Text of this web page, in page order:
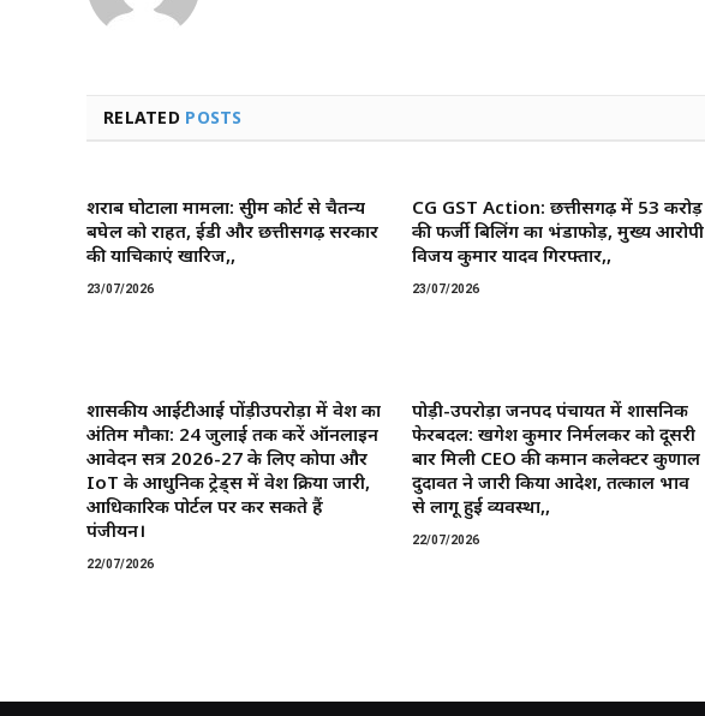
RELATED POSTS
शराब घोटाला मामला: सुप्रीम कोर्ट से चैतन्य
बघेल को राहत, ईडी और छत्तीसगढ़ सरकार
की याचिकाएं खारिज,,
23/07/2026
CG GST Action: छत्तीसगढ़ में 53 करोड़
की फर्जी बिलिंग का भंडाफोड़, मुख्य आरोपी
विजय कुमार यादव गिरफ्तार,,
23/07/2026
शासकीय आईटीआई पोंड़ीउपरोड़ा में प्रवेश का
अंतिम मौका: 24 जुलाई तक करें ऑनलाइन
आवेदन सत्र 2026-27 के लिए कोपा और
IoT के आधुनिक ट्रेड्स में प्रवेश प्रक्रिया जारी,
आधिकारिक पोर्टल पर कर सकते हैं
पंजीयन।
22/07/2026
पोड़ी-उपरोड़ा जनपद पंचायत में प्रशासनिक
फेरबदल: खगेश कुमार निर्मलकर को दूसरी
बार मिली CEO की कमान ​कलेक्टर कुणाल
दुदावत ने जारी किया आदेश, तत्काल प्रभाव
से लागू हुई व्यवस्था,,
22/07/2026